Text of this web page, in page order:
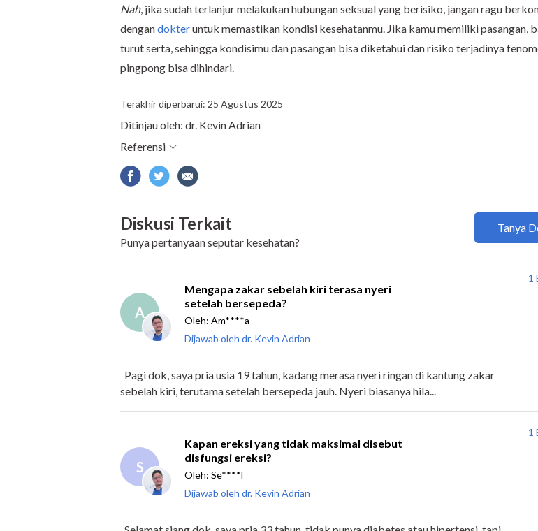
Nah, jika sudah terlanjur melakukan hubungan seksual yang berisiko, jangan ragu
dengandokteruntuk memastikan kondisi kesehatanmu. Jika kamu memiliki pasangan,
turut serta, sehingga kondisimu dan pasangan bisa diketahui dan risiko terjadinya
pingpong bisa dihindari.
Terakhir diperbarui: 25 Agustus 2025